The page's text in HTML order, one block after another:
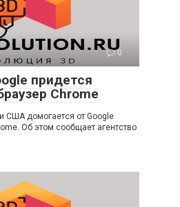
0
придется
Chrome
США домогается от Google
Об этом сообщает агентство